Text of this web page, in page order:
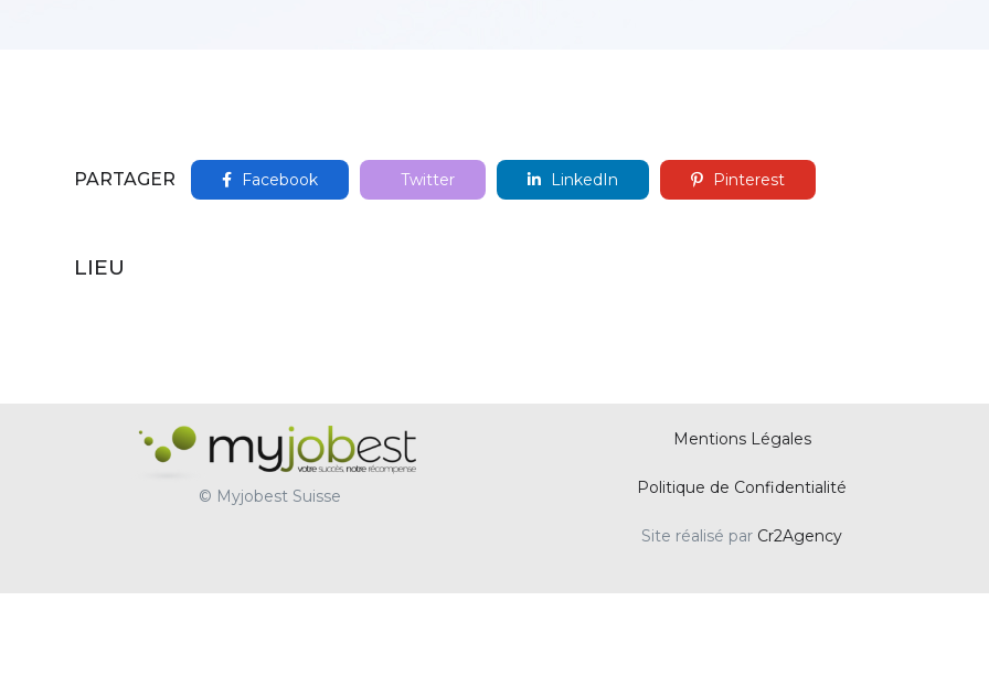
PARTAGER Facebook Twitter LinkedIn Pinterest
LIEU
© Myjobest Suisse
Mentions Légales
Politique de Confidentialité
Site réalisé par Cr2Agency